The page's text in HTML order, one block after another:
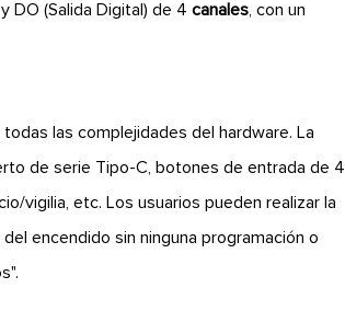
y DO (Salida Digital) de 4canales , con un
las complejidades del hardware. La
de serie Tipo-C, botones de entrada de 4
vigilia, etc. Los usuarios pueden realizar la
encendido sin ninguna programación o